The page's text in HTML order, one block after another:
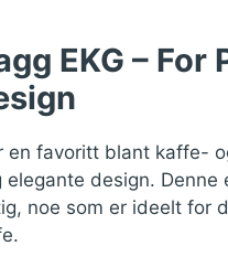
EKG –
en favoritt blant kaffe-
elegante design.
noe som er ideelt for